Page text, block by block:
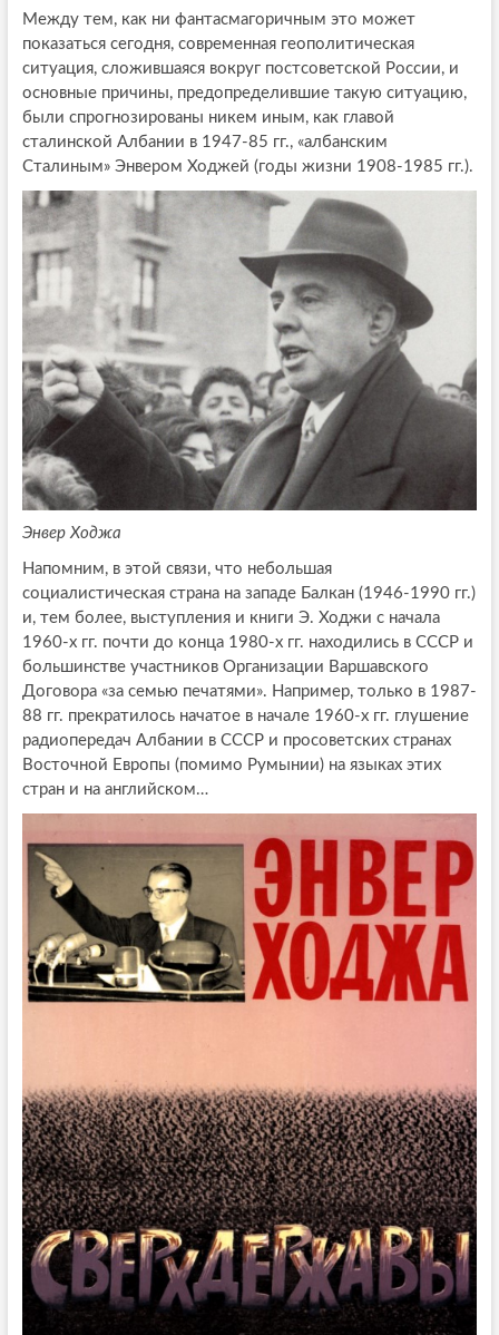
Между тем, как ни фантасмагоричным это может
показаться сегодня, современная геополитическая
ситуация, сложившаяся вокруг постсоветской России, и
основные причины, предопределившие такую ситуацию,
были спрогнозированы никем иным, как главой
сталинской Албании в 1947-85 гг., «албанским
Сталиным» Энвером Ходжей (годы жизни 1908-1985 гг.).
Энвер Ходжа
Напомним, в этой связи, что небольшая
социалистическая страна на западе Балкан (1946-1990 гг.)
и, тем более, выступления и книги Э. Ходжи с начала
1960-х гг. почти до конца 1980-х гг. находились в СССР и
большинстве участников Организации Варшавского
Договора «за семью печатями». Например, только в 1987-
88 гг. прекратилось начатое в начале 1960-х гг. глушение
радиопередач Албании в СССР и просоветских странах
Восточной Европы (помимо Румынии) на языках этих
стран и на английском…